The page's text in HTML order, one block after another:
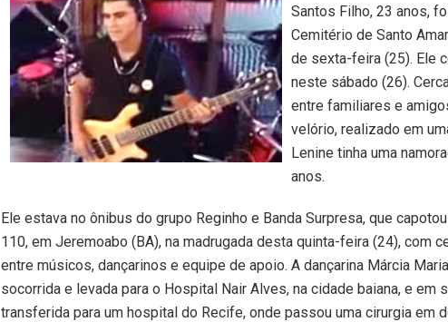
Santos Filho, 23 anos,
Cemitério de Santo
de sexta-feira (25). Ele
neste sábado (26).
entre familiares e
velório, realizado em
Lenine tinha uma
anos.
Ele estava no ônibus do grupo Reginho e Banda Surpresa, que
110, em Jeremoabo (BA), na madrugada desta quinta-feira (24), com
entre músicos, dançarinos e equipe de apoio. A dançarina Márcia
socorrida e levada para o Hospital Nair Alves, na cidade baiana, e em
transferida para um hospital do Recife, onde passou uma cirurgia em